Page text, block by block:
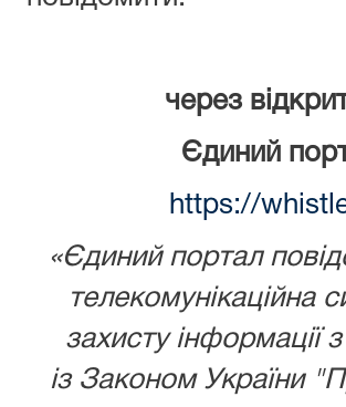
через
Єдиний
https://
«Єдиний портал
телекомунікаційна
захисту інформації
із Законом України